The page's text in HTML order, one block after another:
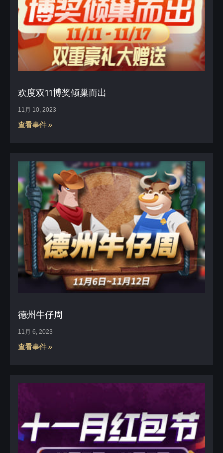
欢度双11博奖倾巢而出
11月 10, 2023
查看事件 »
德州牛仔周
11月 6, 2023
查看事件 »